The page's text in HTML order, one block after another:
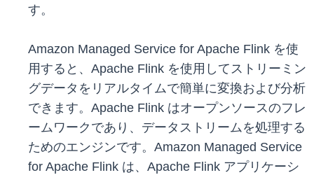
す。
Amazon Managed Service for Apache Flink を使
用すると、Apache Flink を使用してストリーミン
グデータをリアルタイムで簡単に変換および分析
できます。Apache Flink はオープンソースのフレ
ームワークであり、データストリームを処理する
ためのエンジンです。Amazon Managed Service
for Apache Flink は、Apache Flink アプリケーシ